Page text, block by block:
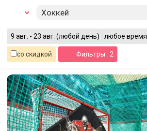
Хоккей
9 авг. - 23 авг. (любой день) любое время
со скидкой Фильтры · 2